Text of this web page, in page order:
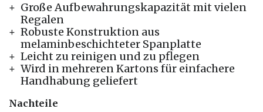
Große Aufbewahrungskapazität mit vielen
Regalen
Robuste Konstruktion aus
melaminbeschichteter Spanplatte
Leicht zu reinigen und zu pflegen
Wird in mehreren Kartons für einfachere
Handhabung geliefert
Nachteile